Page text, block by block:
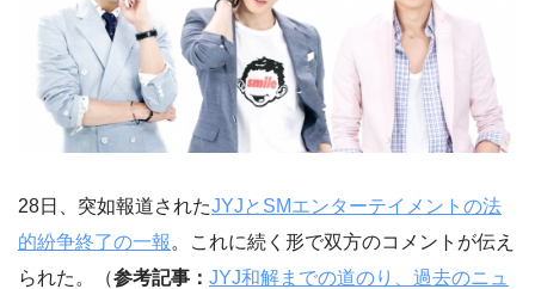
28日、突如報道されたJYJとSMエンターテイメントの法
的紛争終了の一報 。これに続く形で双方のコメントが伝え
られた。（参考記事： JYJ和解までの道のり、過去のニュ